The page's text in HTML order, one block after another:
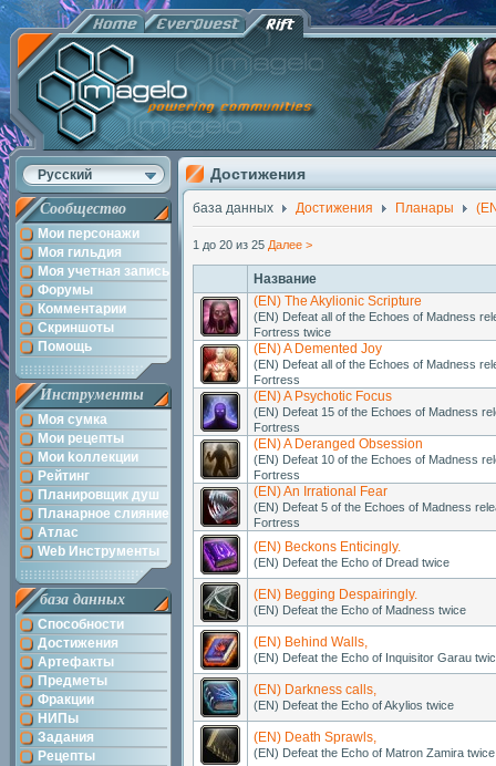
Русский
Сообщество
Мои персонажи
Моя гильдия
Моя учетная запись
Форумы
Комментарии
Скриншоты
Помощь
Инструменты
Моя сумка
Мои рецепты
Мои kоллекции
Рейтинг
Планировщик душ
Планарное слияние
Атлас
Web Инструменты
база данных
Способности
Достижения
Артефакты
Предметы
Фракции
НИПы
Задания
Рецепты
Достижения
база данных Достижения Планары
1 до 20 из 25 Далее >
Название
(EN) The Akylionic Scripture
(EN) Defeat all of the Echoes of Madness
Fortress twice
(EN) A Demented Joy
(EN) Defeat all of the Echoes of Madness
Fortress
(EN) A Psychotic Focus
(EN) Defeat 15 of the Echoes of Madness
Fortress
(EN) A Deranged Obsession
(EN) Defeat 10 of the Echoes of Madness
Fortress
(EN) An Irrational Fear
(EN) Defeat 5 of the Echoes of Madness
Fortress
(EN) Beckons Enticingly.
(EN) Defeat the Echo of Dread twice
(EN) Begging Despairingly.
(EN) Defeat the Echo of Madness twice
(EN) Behind Walls,
(EN) Defeat the Echo of Inquisitor Garau
(EN) Darkness calls,
(EN) Defeat the Echo of Akylios twice
(EN) Death Sprawls,
(EN) Defeat the Echo of Matron Zamira twice